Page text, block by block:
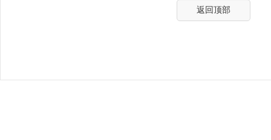
返回顶部